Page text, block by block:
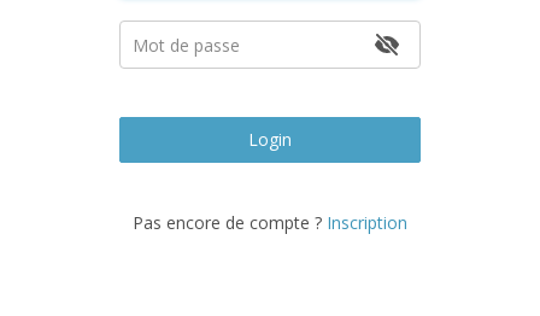
Login
Pas encore de compte ? Inscription